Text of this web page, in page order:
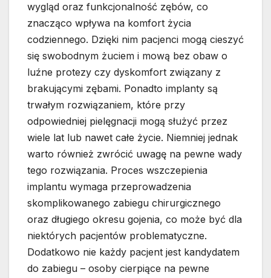
wygląd oraz funkcjonalność zębów, co
znacząco wpływa na komfort życia
codziennego. Dzięki nim pacjenci mogą cieszyć
się swobodnym żuciem i mową bez obaw o
luźne protezy czy dyskomfort związany z
brakującymi zębami. Ponadto implanty są
trwałym rozwiązaniem, które przy
odpowiedniej pielęgnacji mogą służyć przez
wiele lat lub nawet całe życie. Niemniej jednak
warto również zwrócić uwagę na pewne wady
tego rozwiązania. Proces wszczepienia
implantu wymaga przeprowadzenia
skomplikowanego zabiegu chirurgicznego
oraz długiego okresu gojenia, co może być dla
niektórych pacjentów problematyczne.
Dodatkowo nie każdy pacjent jest kandydatem
do zabiegu – osoby cierpiące na pewne